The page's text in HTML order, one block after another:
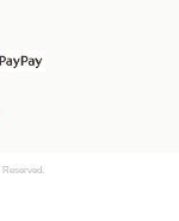
Reserved.